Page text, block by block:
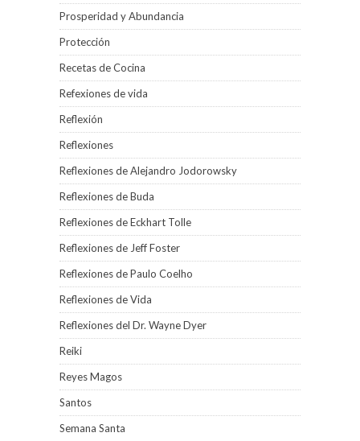
Prosperidad y Abundancia
Protección
Recetas de Cocina
Refexiones de vida
Reflexión
Reflexiones
Reflexiones de Alejandro Jodorowsky
Reflexiones de Buda
Reflexiones de Eckhart Tolle
Reflexiones de Jeff Foster
Reflexiones de Paulo Coelho
Reflexiones de Vida
Reflexiones del Dr. Wayne Dyer
Reiki
Reyes Magos
Santos
Semana Santa